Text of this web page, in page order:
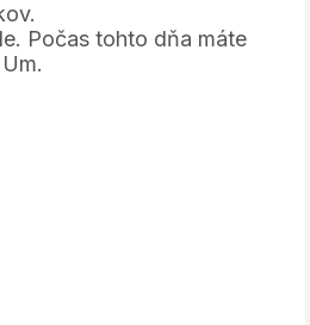
Počas tohto dňa máte